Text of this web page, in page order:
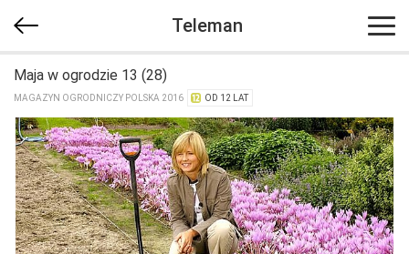
Teleman
Maja w ogrodzie 13 (28)
MAGAZYN OGRODNICZY POLSKA 2016 OD 12 LAT